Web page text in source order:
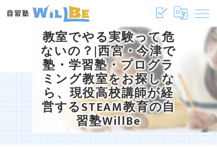
教室でやる実験って危
ないの？|西宮・今津で
塾・学習塾・プログラ
ミング教室をお探しな
ら、現役高校講師が経
営するSTEAM教育の自
習塾WillBe